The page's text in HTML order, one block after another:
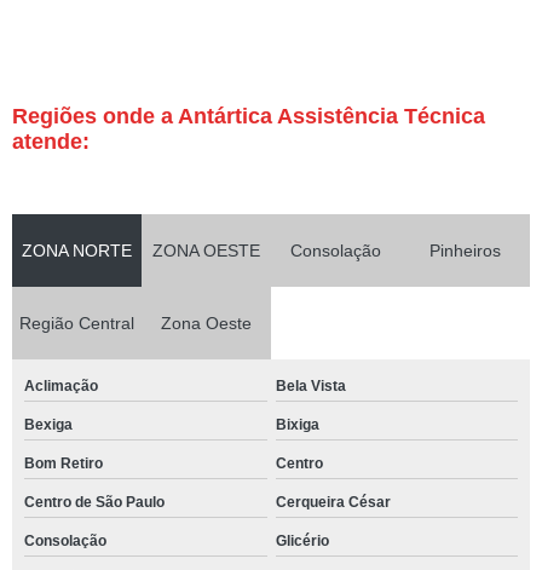
Regiões onde a Antártica Assistência Técnica
atende:
ZONA NORTE ZONA OESTE Consolação Pinheiros
Região Central Zona Oeste
Aclimação Bela Vista
Bexiga Bixiga
Bom Retiro Centro
Centro de São Paulo Cerqueira César
Consolação Glicério